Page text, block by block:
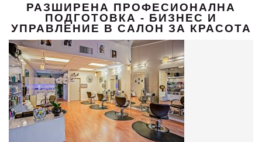
РАЗШИРЕНА ПРОФЕСИОНАЛНА
ПОДГОТОВКА - БИЗНЕС И
УПРАВЛЕНИЕ В САЛОН ЗА КРАСОТА